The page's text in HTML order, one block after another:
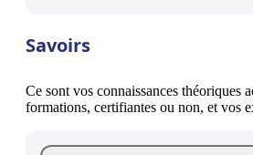
Savoirs
Ce sont vos connaissances théoriques
formations, certifiantes ou non, et vos